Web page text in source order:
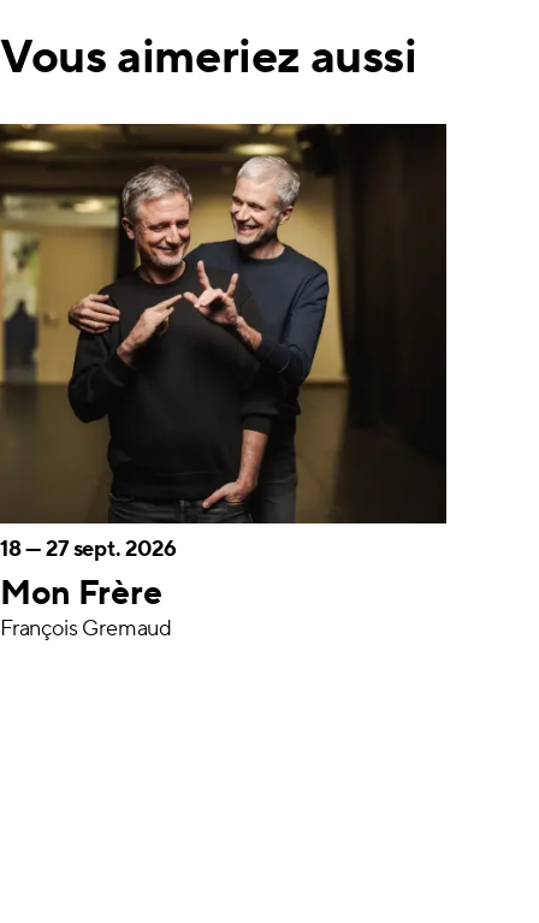
Vous aimeriez aussi
Mon Frère
18—27 sept. 2026
François Gremaud